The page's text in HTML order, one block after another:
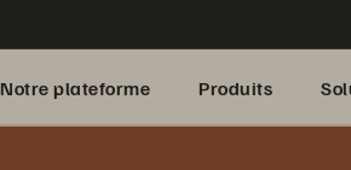
Notre plateforme Produits